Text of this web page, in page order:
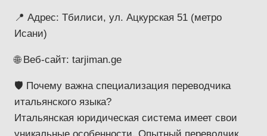
📍 Адрес: Тбилиси, ул. Ацкурская 51 (метро
Исани)
🌐 Веб-сайт: tarjiman.ge
🛡️ Почему важна специализация переводчика
итальянского языка?
Итальянская юридическая система имеет свои